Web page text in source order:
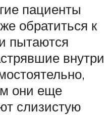
пациенты
обратиться к
пытаются
внутри
они еще
слизистую